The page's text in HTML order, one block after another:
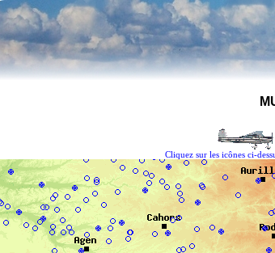
Cliquez sur les icônes ci-